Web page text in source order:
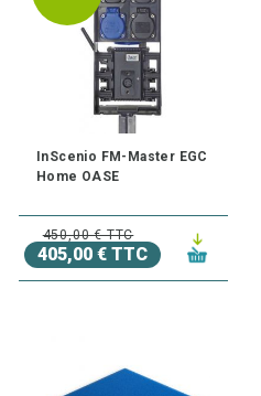
InScenio FM-Master EGC
Home OASE
450,00 € TTC
405,00 € TTC